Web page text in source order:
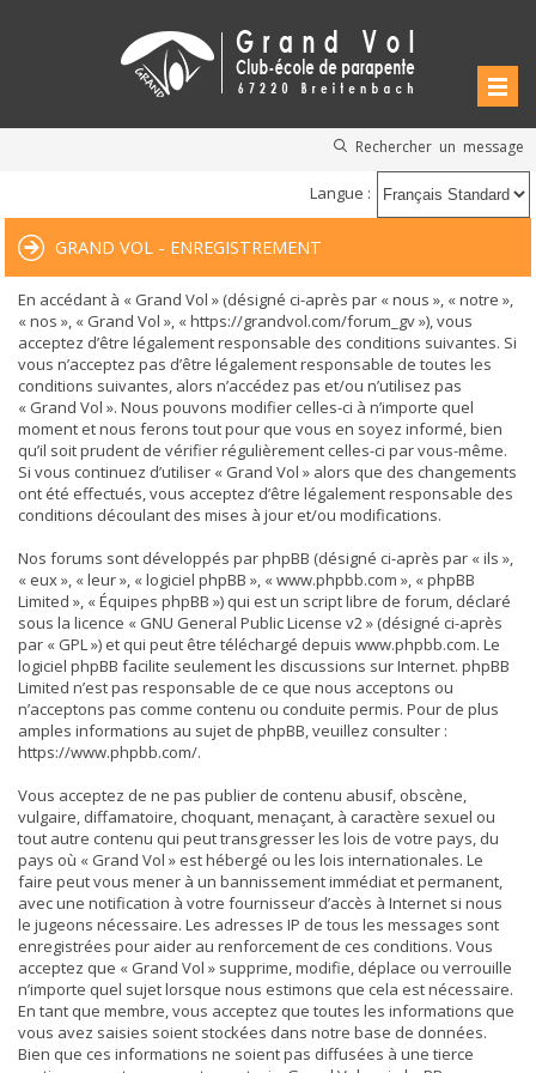
Rechercher un message
Langue :
GRAND VOL - ENREGISTREMENT
En accédant à « Grand Vol » (désigné ci-après par « nous », « notre »,
« nos », « Grand Vol », « https://grandvol.com/forum_gv »), vous
acceptez d’être légalement responsable des conditions suivantes. Si
vous n’acceptez pas d’être légalement responsable de toutes les
conditions suivantes, alors n’accédez pas et/ou n’utilisez pas
« Grand Vol ». Nous pouvons modifier celles-ci à n’importe quel
moment et nous ferons tout pour que vous en soyez informé, bien
qu’il soit prudent de vérifier régulièrement celles-ci par vous-même.
Si vous continuez d’utiliser « Grand Vol » alors que des changements
ont été effectués, vous acceptez d’être légalement responsable des
conditions découlant des mises à jour et/ou modifications.
Nos forums sont développés par phpBB (désigné ci-après par « ils »,
« eux », « leur », « logiciel phpBB », « www.phpbb.com », « phpBB
Limited », « Équipes phpBB ») qui est un script libre de forum, déclaré
sous la licence « GNU General Public License v2» (désigné ci-après
par « GPL ») et qui peut être téléchargé depuis www.phpbb.com. Le
logiciel phpBB facilite seulement les discussions sur Internet. phpBB
Limited n’est pas responsable de ce que nous acceptons ou
n’acceptons pas comme contenu ou conduite permis. Pour de plus
amples informations au sujet de phpBB, veuillez consulter :
https://www.phpbb.com/.
Vous acceptez de ne pas publier de contenu abusif, obscène,
vulgaire, diffamatoire, choquant, menaçant, à caractère sexuel ou
tout autre contenu qui peut transgresser les lois de votre pays, du
pays où « Grand Vol » est hébergé ou les lois internationales. Le
faire peut vous mener à un bannissement immédiat et permanent,
avec une notification à votre fournisseur d’accès à Internet si nous
le jugeons nécessaire. Les adresses IP de tous les messages sont
enregistrées pour aider au renforcement de ces conditions. Vous
acceptez que « Grand Vol » supprime, modifie, déplace ou verrouille
n’importe quel sujet lorsque nous estimons que cela est nécessaire.
En tant que membre, vous acceptez que toutes les informations que
vous avez saisies soient stockées dans notre base de données.
Bien que ces informations ne soient pas diffusées à une tierce